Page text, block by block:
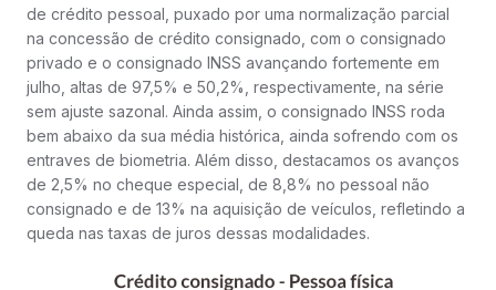
de crédito pessoal, puxado por uma normalização parcial
na concessão de crédito consignado, com o consignado
privado e o consignado INSS avançando fortemente em
julho, altas de 97,5% e 50,2%, respectivamente, na série
sem ajuste sazonal. Ainda assim, o consignado INSS roda
bem abaixo da sua média histórica, ainda sofrendo com os
entraves de biometria. Além disso, destacamos os avanços
de 2,5% no cheque especial, de 8,8% no pessoal não
consignado e de 13% na aquisição de veículos, refletindo a
queda nas taxas de juros dessas modalidades.